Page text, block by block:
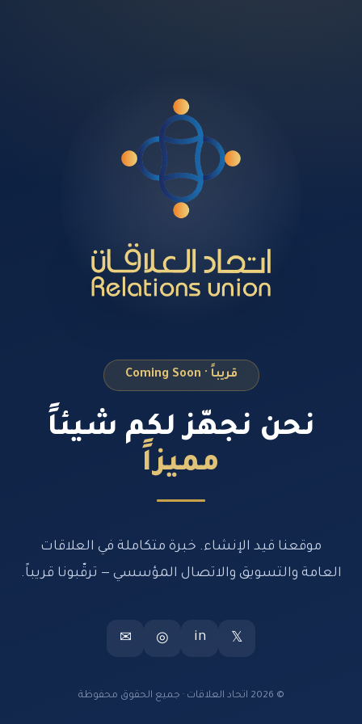
قريباً · Coming Soon
نحن نجهّز لكم شيئاً
مميزاً
موقعنا قيد الإنشاء. خبرة متكاملة في العلاقات
العامة والتسويق والاتصال المؤسسي — ترقّبونا قريباً.
𝕏
in
◎
✉
© 2026 اتحاد العلاقات · جميع الحقوق محفوظة